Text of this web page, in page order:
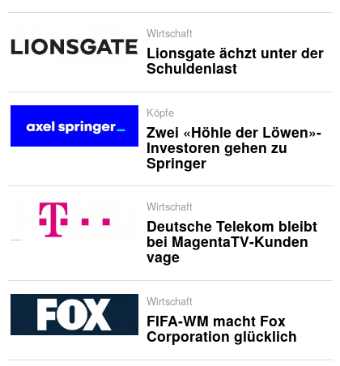
Wirtschaft
Lionsgate ächzt unter der
Schuldenlast
Köpfe
Zwei «Höhle der Löwen»-
Investoren gehen zu
Springer
Wirtschaft
Deutsche Telekom bleibt
bei MagentaTV-Kunden
vage
Wirtschaft
FIFA-WM macht Fox
Corporation glücklich